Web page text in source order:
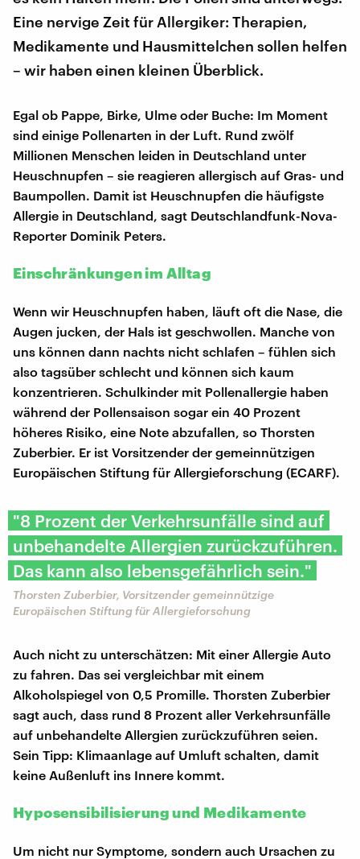
Eine nervige Zeit für Allergiker: Therapien,
Medikamente und Hausmittelchen sollen helfen
– wir haben einen kleinen Überblick.
Egal ob Pappe, Birke, Ulme oder Buche: Im Moment
sind einige Pollenarten in der Luft. Rund zwölf
Millionen Menschen leiden in Deutschland unter
Heuschnupfen – sie reagieren allergisch auf Gras- und
Baumpollen. Damit ist Heuschnupfen die häufigste
Allergie in Deutschland, sagt Deutschlandfunk-Nova-
Reporter Dominik Peters.
Einschränkungen im Alltag
Wenn wir Heuschnupfen haben, läuft oft die Nase, die
Augen jucken, der Hals ist geschwollen. Manche von
uns können dann nachts nicht schlafen – fühlen sich
also tagsüber schlecht und können sich kaum
konzentrieren. Schulkinder mit Pollenallergie haben
während der Pollensaison sogar ein 40 Prozent
höheres Risiko, eine Note abzufallen, so Thorsten
Zuberbier. Er ist Vorsitzender der gemeinnützigen
Europäischen Stiftung für Allergieforschung (ECARF).
"8 Prozent der Verkehrsunfälle sind auf
unbehandelte Allergien zurückzuführen.
Das kann also lebensgefährlich sein."
Thorsten Zuberbier, Vorsitzender gemeinnützige
Europäischen Stiftung für Allergieforschung
Auch nicht zu unterschätzen: Mit einer Allergie Auto
zu fahren. Das sei vergleichbar mit einem
Alkoholspiegel von 0,5 Promille. Thorsten Zuberbier
sagt auch, dass rund 8 Prozent aller Verkehrsunfälle
auf unbehandelte Allergien zurückzuführen seien.
Sein Tipp: Klimaanlage auf Umluft schalten, damit
keine Außenluft ins Innere kommt.
Hyposensibilisierung und Medikamente
Um nicht nur Symptome, sondern auch Ursachen zu